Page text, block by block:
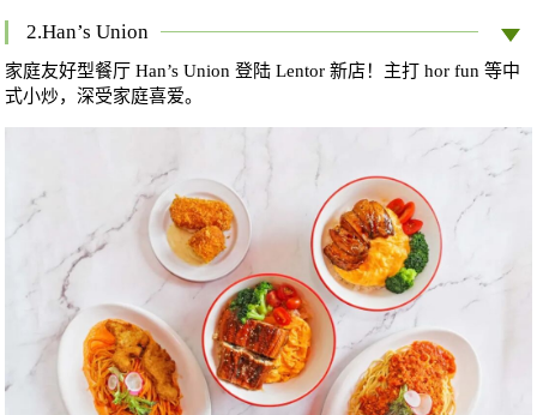
2.Han’s Union
家庭友好型餐厅 Han’s Union 登陆 Lentor 新店！主打 hor fun 等中
式小炒，深受家庭喜爱。